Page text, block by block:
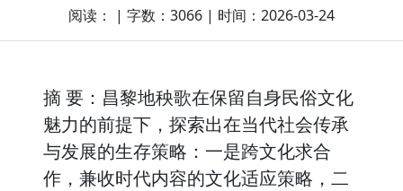
阅读： | 字数：3066 | 时间：2026-03-24
摘 要：昌黎地秧歌在保留自身民俗文化
魅力的前提下，探索出在当代社会传承
与发展的生存策略：一是跨文化求合
作，兼收时代内容的文化适应策略，二